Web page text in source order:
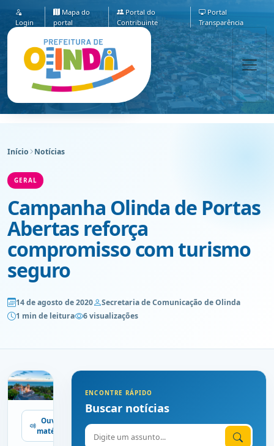
Login
Mapa do
portal
Portal do
Contribuinte
Portal
Transparência
Início Notícias
GERAL
Campanha Olinda de Portas
Abertas reforça
compromisso com turismo
seguro
14 de agosto de 2020
Secretaria de Comunicação de Olinda
1 min de leitura
6 visualizações
Ouvir
matéria
ENCONTRE RÁPIDO
Buscar notícias
Digite o assunto